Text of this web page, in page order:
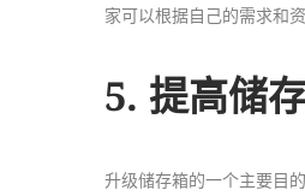
家可以根据自己的需求和
5. 提高储
升级储存箱的一个主要目